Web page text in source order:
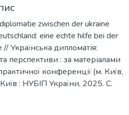
zwischen der ukraine
eine echte hilfe bei der
Українська дипломатія:
перспективи : за матеріалами
конференції (м. Київ,
: НУБІП України, 2025. С.